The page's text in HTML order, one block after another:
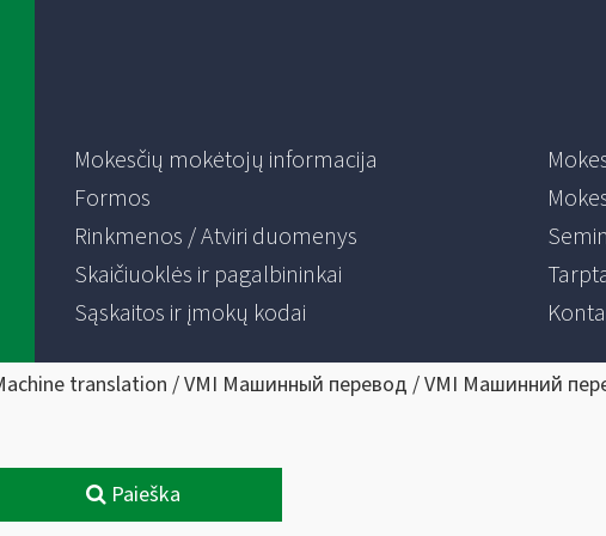
Mokesčių mokėtojų informacija
Formos
Rinkmenos / Atviri duomenys
Skaičiuoklės ir pagalbininkai
Sąskaitos ir įmokų kodai
translation / VMI Машинный перевод / VMI Машинний
Paieška